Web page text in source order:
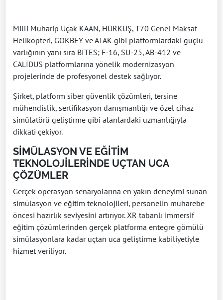
Milli Muharip Uçak KAAN, HÜRKUŞ, T70 Genel Maksat
Helikopteri, GÖKBEY ve ATAK gibi platformlardaki güçlü
varlığının yanı sıra BİTES; F-16, SU-25, AB-412 ve
CALİDUS platformlarına yönelik modernizasyon
projelerinde de profesyonel destek sağlıyor.
Şirket, platform siber güvenlik çözümleri, tersine
mühendislik, sertifikasyon danışmanlığı ve özel cihaz
simülatörü geliştirme gibi alanlardaki uzmanlığıyla
dikkati çekiyor.
SİMÜLASYON VE EĞİTİM
TEKNOLOJİLERİNDE UÇTAN UCA
ÇÖZÜMLER
Gerçek operasyon senaryolarına en yakın deneyimi sunan
simülasyon ve eğitim teknolojileri, personelin muharebe
öncesi hazırlık seviyesini artırıyor. XR tabanlı immersif
eğitim çözümlerinden gerçek platforma entegre gömülü
simülasyonlara kadar uçtan uca geliştirme kabiliyetiyle
hizmet veriliyor.